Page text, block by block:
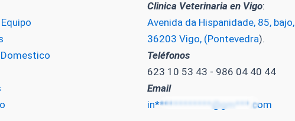
Clinica Veterinaria en Vigo:
Avenida da Hispanidade, 85, bajo,
36203 Vigo, (Pontevedra).
Teléfonos
623 10 53 43 - 986 04 40 44
Email
in************@gm***.com